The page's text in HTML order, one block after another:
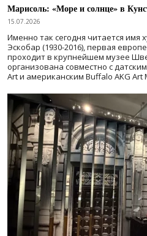
Марисоль: «Море и солнце» в
15.07.2026
Именно так сегодня читается
Эскобар (1930-2016), первая
проходит в крупнейшем музее
организована совместно с
Art и американским Buffalo AKG Art